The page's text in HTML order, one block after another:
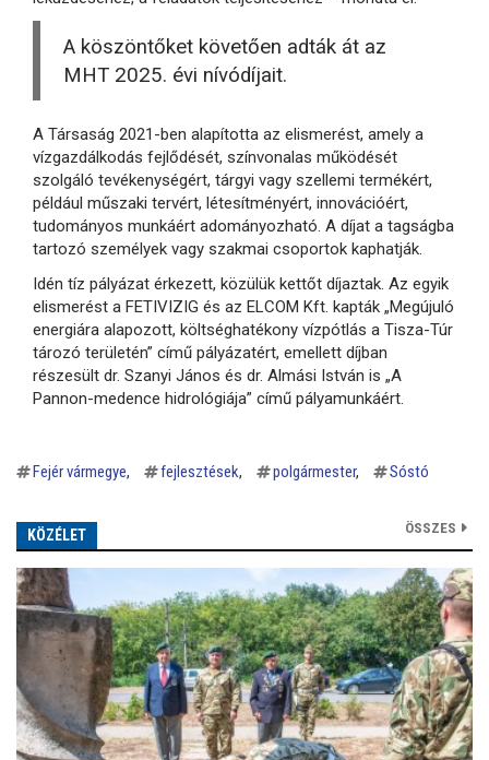
A köszöntőket követően adták át az
MHT 2025. évi nívódíjait.
A Társaság 2021-ben alapította az elismerést, amely a
vízgazdálkodás fejlődését, színvonalas működését
szolgáló tevékenységért, tárgyi vagy szellemi termékért,
például műszaki tervért, létesítményért, innovációért,
tudományos munkáért adományozható. A díjat a tagságba
tartozó személyek vagy szakmai csoportok kaphatják.
Idén tíz pályázat érkezett, közülük kettőt díjaztak. Az egyik
elismerést a FETIVIZIG és az ELCOM Kft. kapták „Megújuló
energiára alapozott, költséghatékony vízpótlás a Tisza-Túr
tározó területén” című pályázatért, emellett díjban
részesült dr. Szanyi János és dr. Almási István is „A
Pannon-medence hidrológiája” című pályamunkáért.
Fejér vármegye fejlesztések polgármester Sóstó
KÖZÉLET ÖSSZES